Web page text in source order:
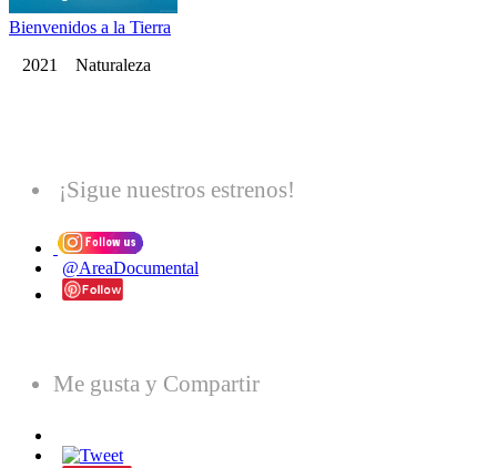
Bienvenidos a la Tierra
2021 Naturaleza
¡Sigue nuestros estrenos!
@AreaDocumental
Me gusta y Compartir